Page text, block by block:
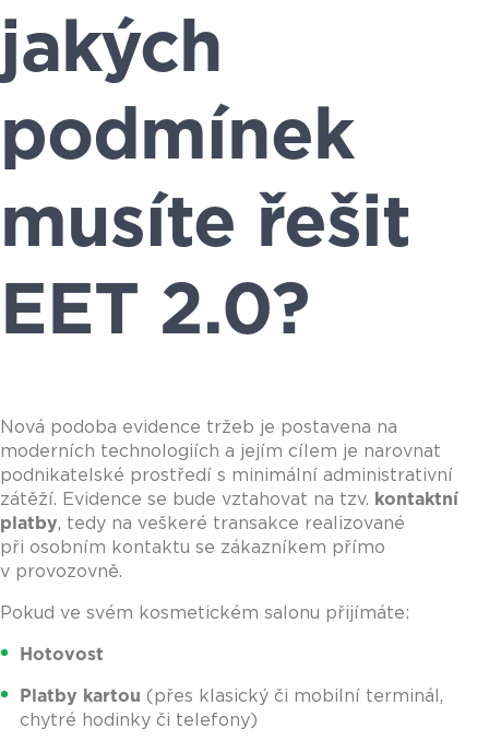
jakých
podmínek
musíte řešit
EET 2.0?
Nová podoba evidence tržeb je postavena na
moderních technologiích a jejím cílem je narovnat
podnikatelské prostředí s minimální administrativní
zátěží. Evidence se bude vztahovat na tzv. kontaktní
platby, tedy na veškeré transakce realizované
při osobním kontaktu se zákazníkem přímo
v provozovně.
Pokud ve svém kosmetickém salonu přijímáte:
Hotovost
Platby kartou (přes klasický či mobilní terminál,
chytré hodinky či telefony)